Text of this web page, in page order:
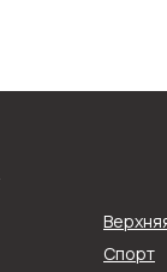
Спорт